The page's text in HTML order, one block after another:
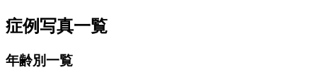
症例写真一覧
年齢別一覧